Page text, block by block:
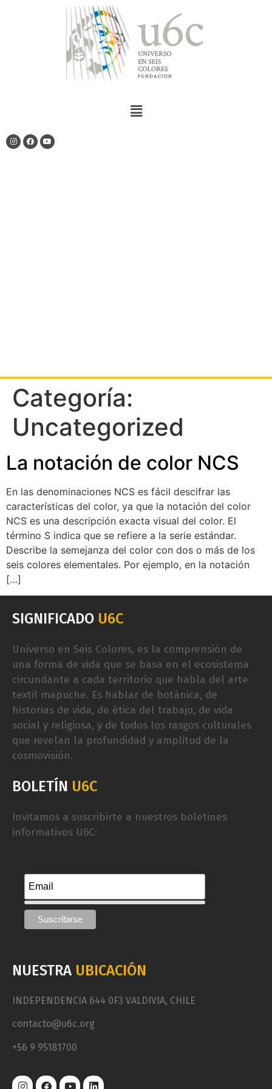
Categoría:
Uncategorized
La notación de color NCS
En las denominaciones NCS es fácil descifrar las
características del color, ya que la notación del color
NCS es una descripción exacta visual del color. El
término S indica que se refiere a la serie estándar.
Describe la semejanza del color con dos o más de los
seis colores elementales. Por ejemplo, en la notación
[…]
SIGNIFICADO U6C
Universo en Seis Colores, es la comprensión de
una forma de vida que se basa en el ecosistema
circundante a cada territorio que habla del arte
textil mapuche. Es hablar de botánica, de
historias de vida, de ética del trabajo, de vida
social y religiosa, y de todos los rasgos culturales
que revelan la profundidad y amplitud de la
cosmovisión.
BOLETÍN U6C
Invitamos a suscribirte a nuestros boletines
informativos U6C:
NUESTRA UBICACIÓN
INDEPENDENCIA 644 0F3 VALDIVIA, CHILE
contacto@u6c.org
+56 9 95181700